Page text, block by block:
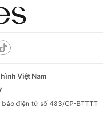
Việt Nam
điện tử số 483/GP-BTTTT